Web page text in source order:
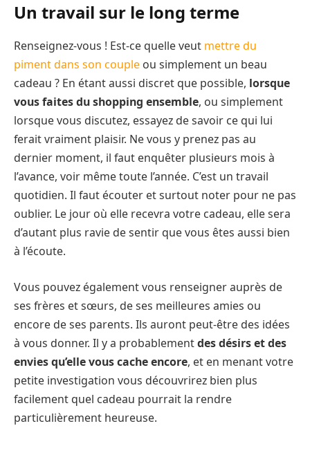
Un travail sur le long terme
Renseignez-vous ! Est-ce quelle veut mettre du
piment dans son couple ou simplement un beau
cadeau ? En étant aussi discret que possible, lorsque
vous faites du shopping ensemble, ou simplement
lorsque vous discutez, essayez de savoir ce qui lui
ferait vraiment plaisir. Ne vous y prenez pas au
dernier moment, il faut enquêter plusieurs mois à
l’avance, voir même toute l’année. C’est un travail
quotidien. Il faut écouter et surtout noter pour ne pas
oublier. Le jour où elle recevra votre cadeau, elle sera
d’autant plus ravie de sentir que vous êtes aussi bien
à l’écoute.
Vous pouvez également vous renseigner auprès de
ses frères et sœurs, de ses meilleures amies ou
encore de ses parents. Ils auront peut-être des idées
à vous donner. Il y a probablementdes désirs et des
envies qu’elle vous cache encore, et en menant votre
petite investigation vous découvrirez bien plus
facilement quel cadeau pourrait la rendre
particulièrement heureuse.